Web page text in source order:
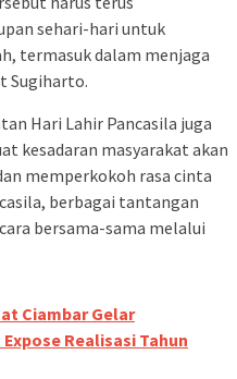
sehari-hari untuk
termasuk dalam menjaga
Sugiharto.
Hari Lahir Pancasila juga
kesadaran masyarakat akan
memperkokoh rasa cinta
berbagai tantangan
bersama-sama melalui
Ciambar Gelar
Realisasi Tahun